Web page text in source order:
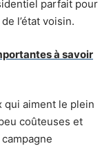
parfait pour
l’état voisin.
à savoir
qui aiment le plein
coûteuses et